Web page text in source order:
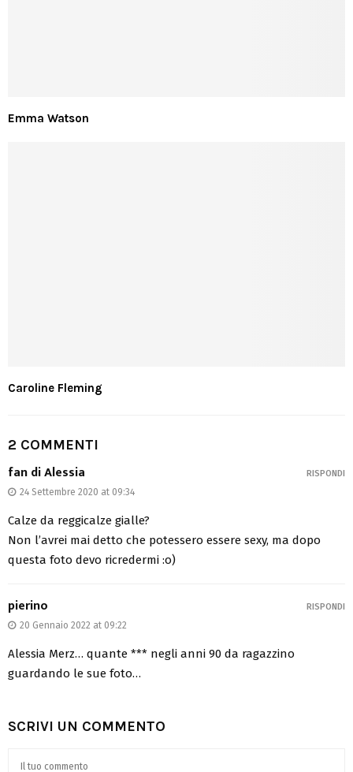
Emma Watson
Caroline Fleming
2 COMMENTI
fan di Alessia
24 Settembre 2020 at 09:34
Calze da reggicalze gialle?
Non l’avrei mai detto che potessero essere sexy, ma dopo
questa foto devo ricredermi :o)
RISPONDI
pierino
20 Gennaio 2022 at 09:22
Alessia Merz… quante *** negli anni 90 da ragazzino
guardando le sue foto…
RISPONDI
SCRIVI UN COMMENTO